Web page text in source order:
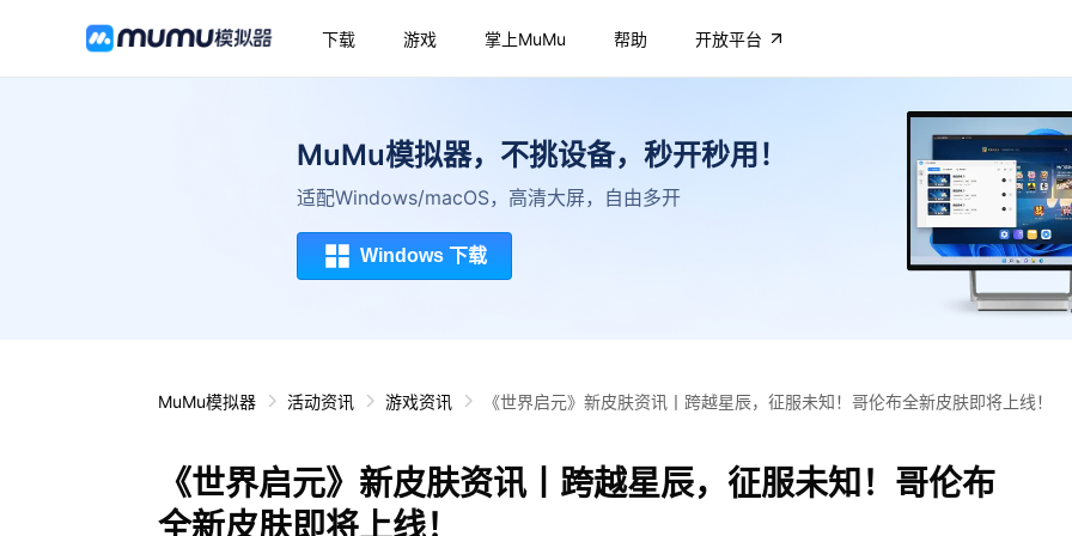
下载 游戏 掌上MuMu 帮助 开放平台
MuMu模拟器，不挑设备，秒开秒用！
适配Windows/macOS，高清大屏，自由多开
Windows 下载
MuMu模拟器 活动资讯 游戏资讯 《世界启元》新皮肤资讯丨跨越星辰，征服未知！哥伦布全新皮肤即将上线！
《世界启元》新皮肤资讯丨跨越星辰，征服未知！哥伦布
全新皮肤即将上线！